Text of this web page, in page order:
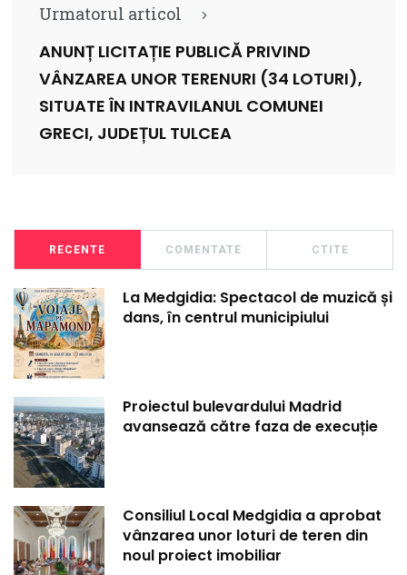
Urmatorul articol
ANUNȚ LICITAȚIE PUBLICĂ PRIVIND
VÂNZAREA UNOR TERENURI (34 LOTURI),
SITUATE ÎN INTRAVILANUL COMUNEI
GRECI, JUDEȚUL TULCEA
RECENTE COMENTATE CTITE
La Medgidia: Spectacol de muzică și
dans, în centrul municipiului
Proiectul bulevardului Madrid
avansează către faza de execuție
Consiliul Local Medgidia a aprobat
vânzarea unor loturi de teren din
noul proiect imobiliar